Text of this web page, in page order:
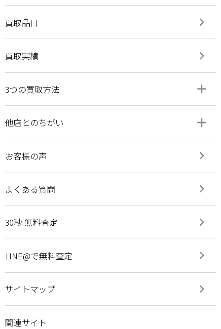
買取品目 keyboard_arrow_right
買取実績 keyboard_arrow_right
3つの買取方法 add
remove
他店とのちがい add
remove
お客様の声 keyboard_arrow_right
よくある質問 keyboard_arrow_right
30秒 無料査定 keyboard_arrow_right
LINE@で無料査定 keyboard_arrow_right
サイトマップ keyboard_arrow_right
関連サイト